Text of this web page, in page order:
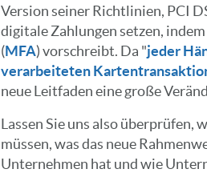
Version seiner Richtlinien, PCI
digitale Zahlungen setzen,
(MFA) vorschreibt. Da "jeder
verarbeiteten
neue Leitfaden eine große
Lassen Sie uns also überprüfen,
müssen, was das neue
Unternehmen hat und wie